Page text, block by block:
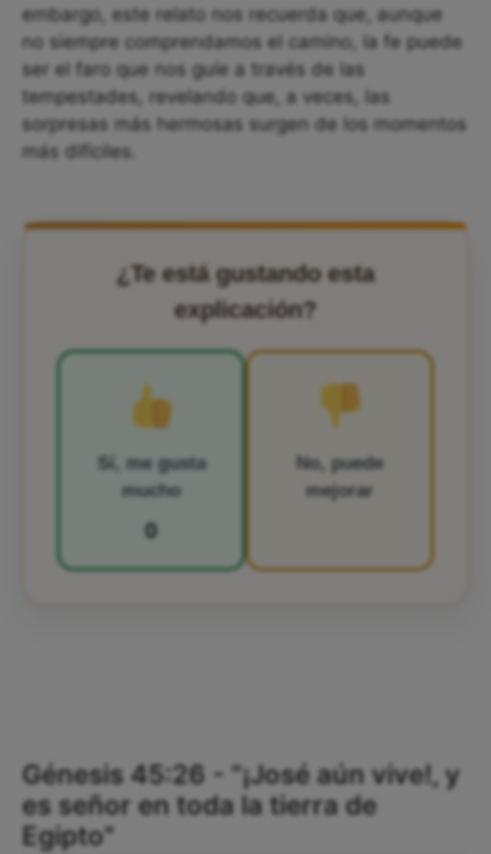
embargo, este relato nos recuerda que, aunque
no siempre comprendamos el camino, la fe puede
ser el faro que nos guíe a través de las
tempestades, revelando que, a veces, las
sorpresas más hermosas surgen de los momentos
más difíciles.
¿Te está gustando esta
explicación?
Sí, me gusta
mucho
0
No, puede
mejorar
Génesis 45:26 - "¡José aún vive!, y
es señor en toda la tierra de
Egipto"